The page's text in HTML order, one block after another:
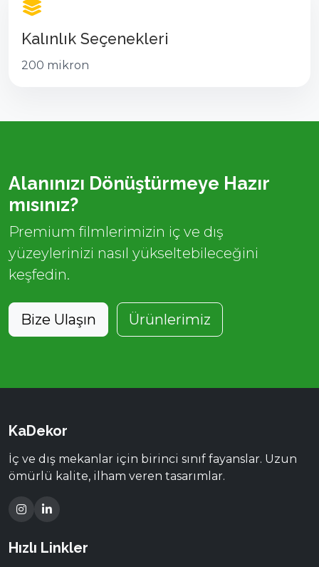
Kalınlık Seçenekleri
200 mikron
Alanınızı Dönüştürmeye Hazır
mısınız?
Premium filmlerimizin iç ve dış
yüzeylerinizi nasıl yükseltebileceğini
keşfedin.
Bize Ulaşın Ürünlerimiz
KaDekor
İç ve dış mekanlar için birinci sınıf fayanslar. Uzun
ömürlü kalite, ilham veren tasarımlar.
Hızlı Linkler